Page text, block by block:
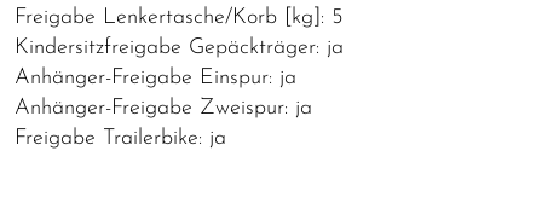
Freigabe Lenkertasche/Korb [kg]: 5
Kindersitzfreigabe Gepäckträger: ja
Anhänger-Freigabe Einspur: ja
Anhänger-Freigabe Zweispur: ja
Freigabe Trailerbike: ja